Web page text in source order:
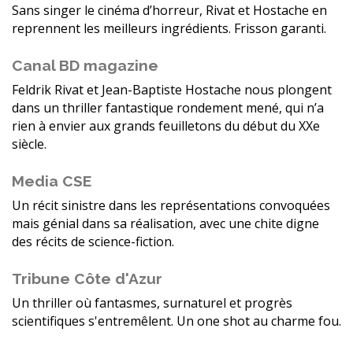
Sans singer le cinéma d’horreur, Rivat et Hostache en
reprennent les meilleurs ingrédients. Frisson garanti.
Canal BD magazine
Feldrik Rivat et Jean-Baptiste Hostache nous plongent
dans un thriller fantastique rondement mené, qui n’a
rien à envier aux grands feuilletons du début du XXe
siècle.
Media CSE
Un récit sinistre dans les représentations convoquées
mais génial dans sa réalisation, avec une chite digne
des récits de science-fiction.
Tribune Côte d'Azur
Un thriller où fantasmes, surnaturel et progrès
scientifiques s'entremêlent. Un one shot au charme fou.